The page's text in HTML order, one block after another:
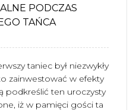
PODCZAS
TAŃCA
taniec był niezwykły
zainwestować w efekty
podkreślić ten uroczysty
iż w pamięci gości ta